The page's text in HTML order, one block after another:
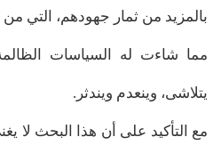
بالمزيد من ثمار جهودهم، التي من
مما شاءت له السياسات
يتلاشى، وينعدم ويندثر.
مع التأكيد على أن هذا البحث لا